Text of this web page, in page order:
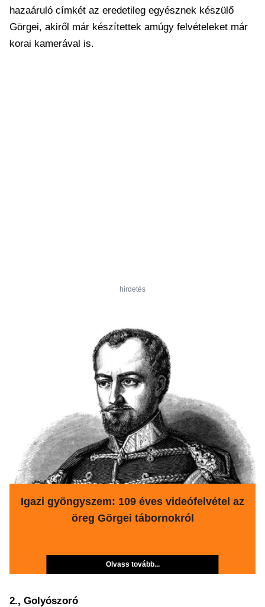
hazaáruló címkét az eredetileg egyésznek készülő
Görgei, akiről már készítettek amúgy felvételeket már
korai kamerával is.
hirdetés
Igazi gyöngyszem: 109 éves videófelvétel az
öreg Görgei tábornokról
Olvass tovább...
2., Golyószoró